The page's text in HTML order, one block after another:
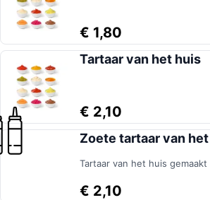
€ 1,80
Tartaar van het huis
€ 2,10
Zoete tartaar van
Tartaar van het huis
€ 2,10